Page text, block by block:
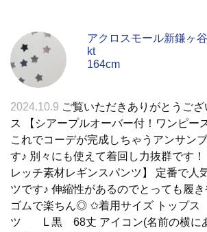
アクロスモール新鎌ヶ
kt
164cm
2024.10.9 ご覧いただきありがとうご
ス 【シアープルオーバー付！ワンピー
これでコーデが完成しちゃうアンサン
す♪ 別々にも使えて着回し力抜群です
レッチ素材レギンスパンツ】 定番で人
ツです♪ 伸縮性があるのでとっても履
ゴムで楽ちん◎ ✩着用サイズ トップス
ツ L 黒 68丈 アイコン(名前の横に